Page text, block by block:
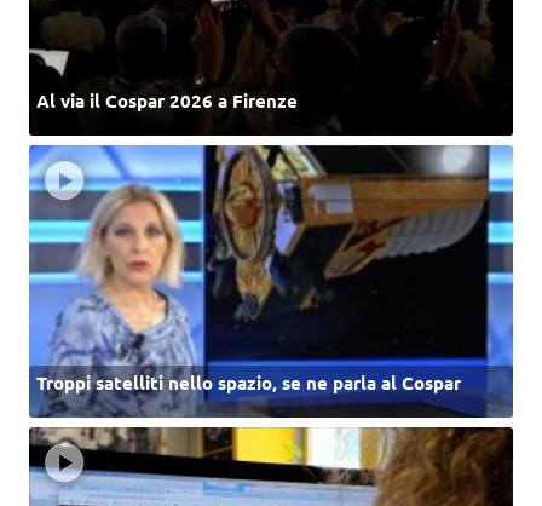
Al via il Cospar 2026 a Firenze
Troppi satelliti nello spazio, se ne parla al Cospar